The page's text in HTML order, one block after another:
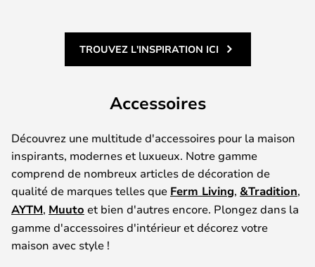
TROUVEZ L'INSPIRATION ICI
Accessoires
Découvrez une multitude d'accessoires pour la maison
inspirants, modernes et luxueux. Notre gamme
comprend de nombreux articles de décoration de
qualité de marques telles que Ferm Living, &Tradition,
AYTM, Muuto et bien d'autres encore. Plongez dans la
gamme d'accessoires d'intérieur et décorez votre
maison avec style !